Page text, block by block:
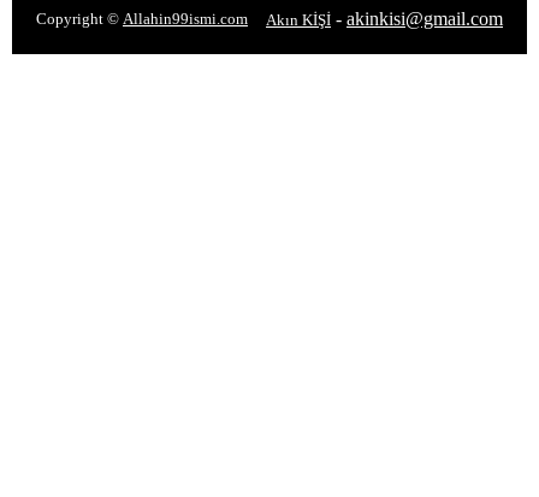
Copyright © Allahin99ismi.com Akın KİŞİ - akinkisi@gmail.com